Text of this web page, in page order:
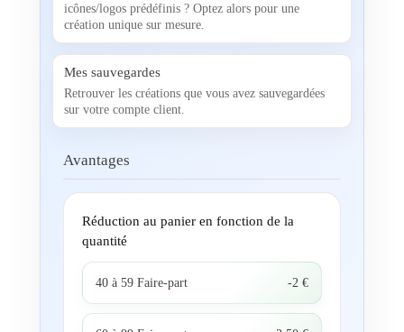
icônes/logos prédéfinis ? Optez alors pour une
création unique sur mesure.
Mes sauvegardes
Retrouver les créations que vous avez sauvegardées
sur votre compte client.
Avantages
Réduction au panier en fonction de la
quantité
40 à 59 Faire-part -2 €